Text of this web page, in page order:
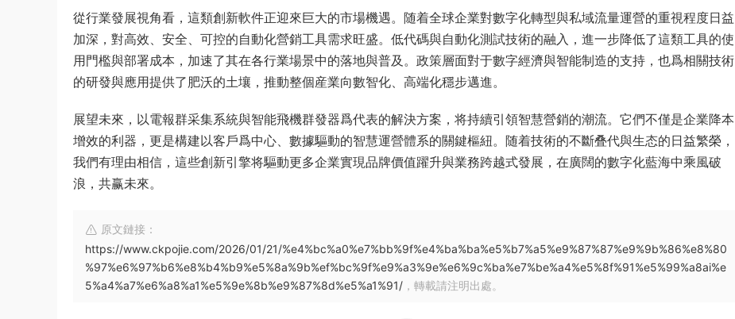
從行業發展視角看，這類創新軟件正迎來巨大的市場機遇。随着全球企業對數字化轉型與私域流量運營的重視程度日益
加深，對高效、安全、可控的自動化營銷工具需求旺盛。低代碼與自動化測試技術的融入，進一步降低了這類工具的使
用門檻與部署成本，加速了其在各行業場景中的落地與普及。政策層面對于數字經濟與智能制造的支持，也爲相關技術
的研發與應用提供了肥沃的土壤，推動整個産業向數智化、高端化穩步邁進。
展望未來，以電報群采集系統與智能飛機群發器爲代表的解決方案，将持續引領智慧營銷的潮流。它們不僅是企業降本
增效的利器，更是構建以客戶爲中心、數據驅動的智慧運營體系的關鍵樞紐。随着技術的不斷叠代與生态的日益繁榮，
我們有理由相信，這些創新引擎将驅動更多企業實現品牌價值躍升與業務跨越式發展，在廣闊的數字化藍海中乘風破
浪，共赢未來。
原文鏈接：
https://www.ckpojie.com/2026/01/21/%e4%bc%a0%e7%bb%9f%e4%ba%ba%e5%b7%a5%e9%87%87%e9%9b%86%e8%80
%97%e6%97%b6%e8%b4%b9%e5%8a%9b%ef%bc%9f%e9%a3%9e%e6%9c%ba%e7%be%a4%e5%8f%91%e5%99%a8ai%e
5%a4%a7%e6%a8%a1%e5%9e%8b%e9%87%8d%e5%a1%91/ ，轉載請注明出處。